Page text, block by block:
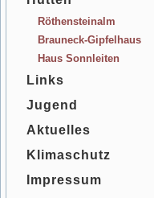
Röthensteinalm
Brauneck-Gipfelhaus
Haus Sonnleiten
Links
Jugend
Aktuelles
Klimaschutz
Impressum